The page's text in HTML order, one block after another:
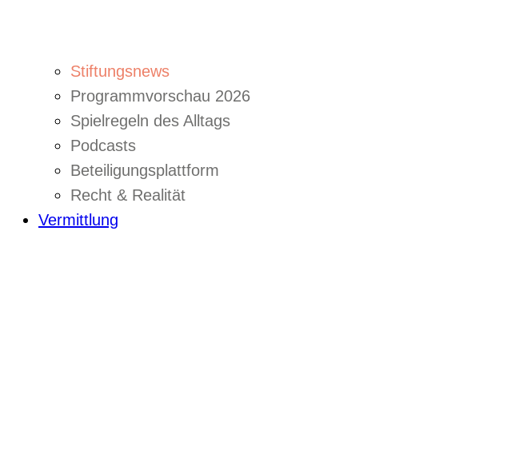
Stiftungsnews
Programmvorschau 2026
Spielregeln des Alltags
Podcasts
Beteiligungsplattform
Recht & Realität
Vermittlung